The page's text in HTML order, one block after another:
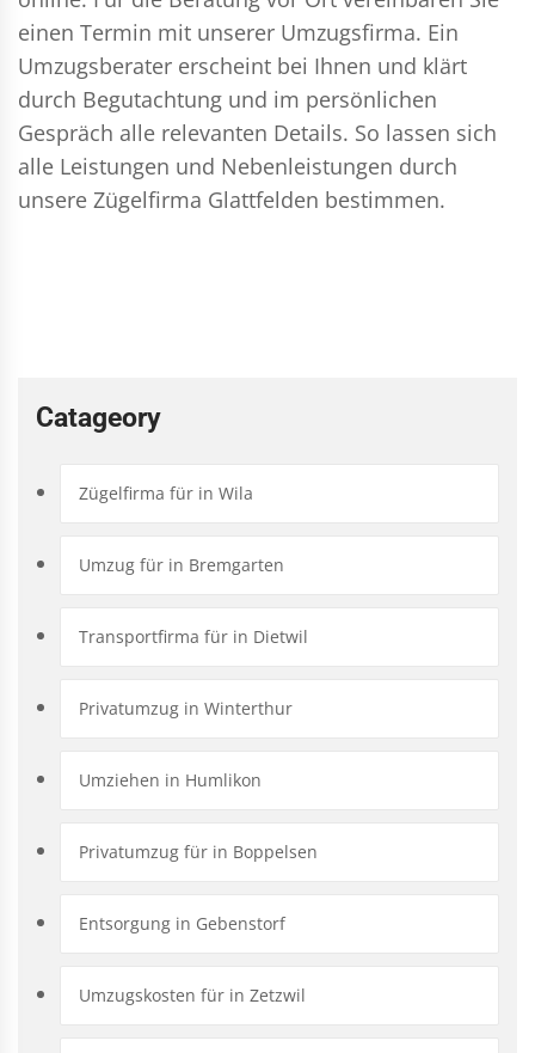
einen Termin mit unserer Umzugsfirma. Ein
Umzugsberater erscheint bei Ihnen und klärt
durch Begutachtung und im persönlichen
Gespräch alle relevanten Details. So lassen sich
alle Leistungen und Nebenleistungen durch
unsere Zügelfirma Glattfelden bestimmen.
Catageory
Zügelfirma für in Wila
Umzug für in Bremgarten
Transportfirma für in Dietwil
Privatumzug in Winterthur
Umziehen in Humlikon
Privatumzug für in Boppelsen
Entsorgung in Gebenstorf
Umzugskosten für in Zetzwil